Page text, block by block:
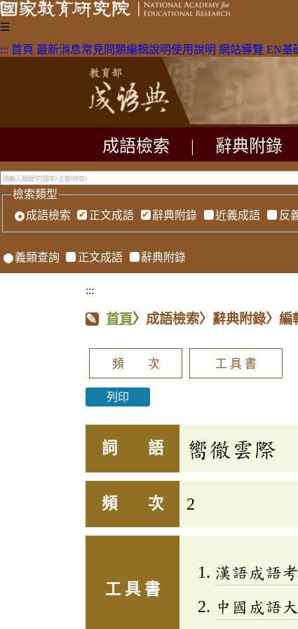
☰
::: 首頁 最新消息常見問題編輯說明使用說明 網站導覽 EN基
成語檢索 辭典附錄
檢索類型
成語檢索
正文成語 辭典附錄 近義成語 反
義類查詢 正文成語 辭典附錄
:::
首頁〉成語檢索〉辭典附錄〉編
頻 次 工 具 書
列印
詞 語 嚮徹雲際
頻 次 2
工 具 書
漢語成語
中國成語